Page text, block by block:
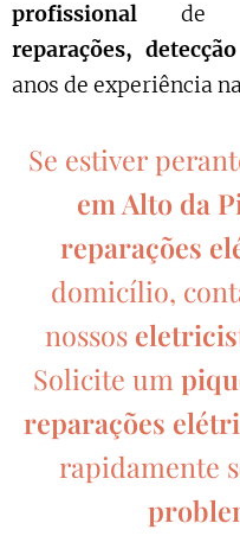
profissional de
reparações,
anos de experiência
Se estiver
em Alto da
reparações
domicílio,
nossos
Solicite um
reparações
rapidamente